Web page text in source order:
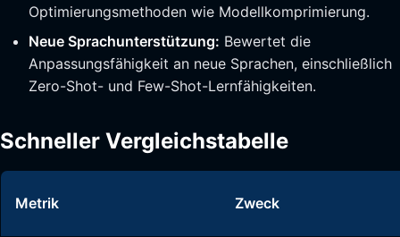
Optimierungsmethoden wie Modellkomprimierung.
Neue Sprachunterstützung: Bewertet die
Anpassungsfähigkeit an neue Sprachen, einschließlich
Zero-Shot- und Few-Shot-Lernfähigkeiten.
Schneller Vergleichstabelle
Metrik Zweck